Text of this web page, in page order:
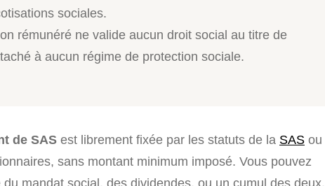
sociales.
rémunéré ne valide aucun droit social au titre de
à aucun régime de protection sociale.
de SAS est librement fixée par les statuts de la SAS ou
sans montant minimum imposé. Vous pouvez
mandat social, des dividendes, ou un cumul des deux.